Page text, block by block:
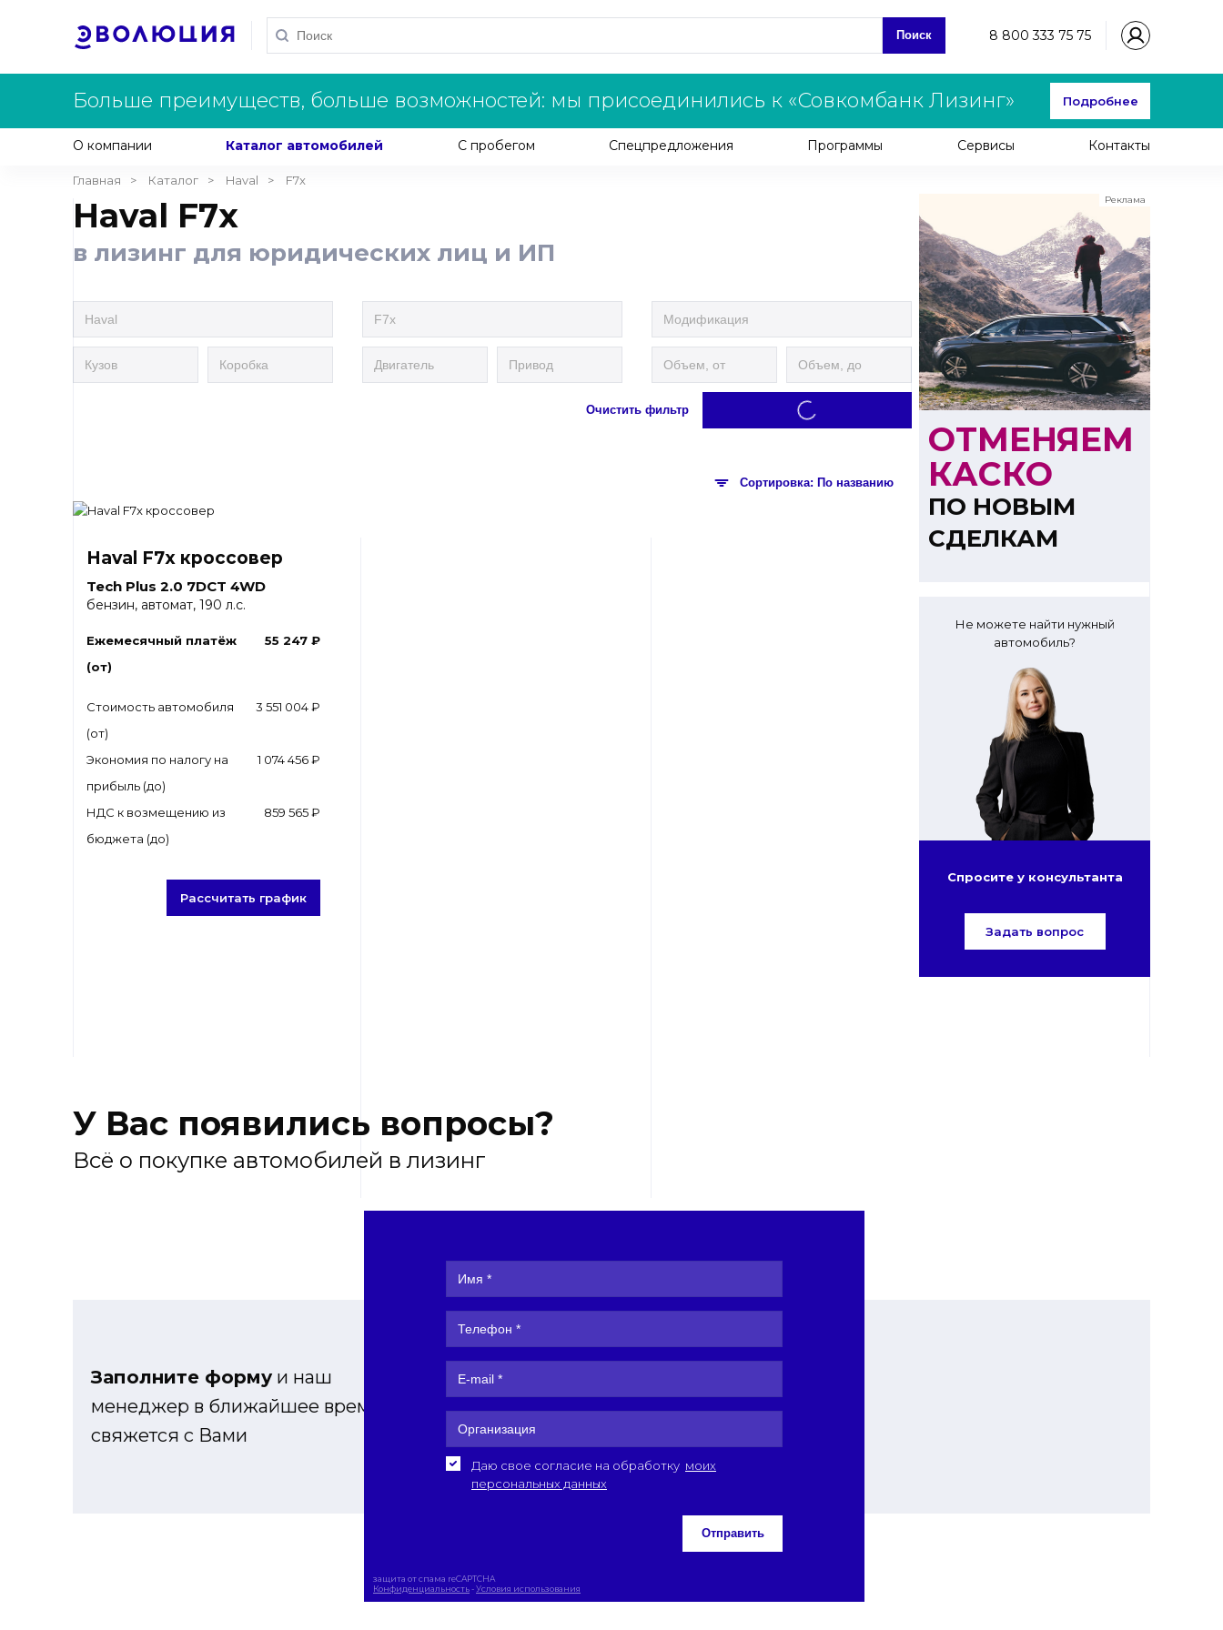
Поиск
Больше преимуществ, больше возможностей: мы присоединились к «Совкомбанк Лизинг» Подробнее
О компании Каталог автомобилей С пробегом Спецпредложения Программы Сервисы Контакты
8 800 333 75 75
Главная Каталог Haval F7x
Haval F7x
в лизинг для юридических лиц и ИП
Очистить фильтр
Сортировка: По названию
Haval F7x кроссовер
Tech Plus 2.0 7DCT 4WD
бензин, автомат, 190 л.с.
Ежемесячный платёж
(от)
55 247 ₽
Стоимость автомобиля
(от)
3 551 004 ₽
Экономия по налогу на
прибыль (до)
1 074 456 ₽
НДС к возмещению из
бюджета (до)
859 565 ₽
Рассчитать график
Реклама
ООО "ЛК Эволюция"
ИНН 9724016636
erid: nyi26TK8Sykg5SPCgA2w5MdVpLC2ggii
ОТМЕНЯЕМ
КАСКО
ПО НОВЫМ
СДЕЛКАМ
Не можете найти нужный
автомобиль?
Спросите у консультанта
Задать вопрос
У Вас появились вопросы?
Всё о покупке автомобилей в лизинг
Заполните форму и наш
менеджер в ближайшее время
свяжется с Вами
Даю свое согласие на обработку моих
персональных данных
Отправить
защита от спама reCAPTCHA
Конфиденциальность-Условия использования